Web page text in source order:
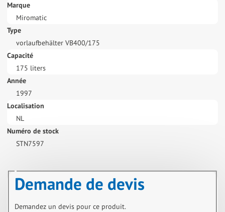
Marque
Miromatic
Type
vorlaufbehälter VB400/175
Capacité
175 liters
Année
1997
Localisation
NL
Numéro de stock
STN7597
Demande de devis
Demandez un devis pour ce produit.